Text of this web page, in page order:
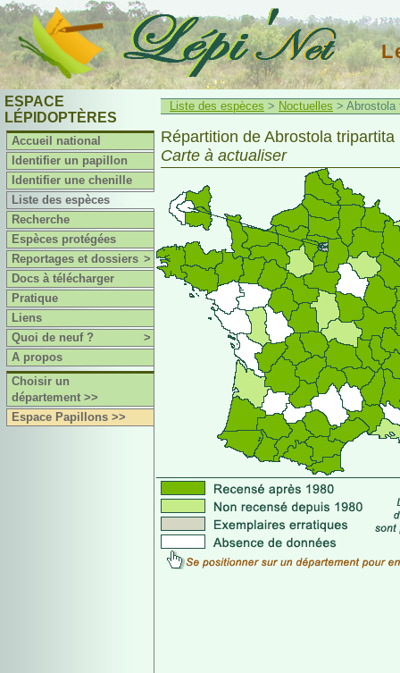
ESPACE
LÉPIDOPTÈRES
Accueil national
Identifier un papillon
Identifier une chenille
Liste des espèces
Recherche
Espèces protégées
Reportages et dossiers >
Docs à télécharger
Pratique
Liens
Quoi de neuf ?
>
A propos
Choisir un
département >>
Espace Papillons >>
Liste des espèces > Noctuelles > Abrostola
Répartition de Abrostola tripartita
Carte à actualiser